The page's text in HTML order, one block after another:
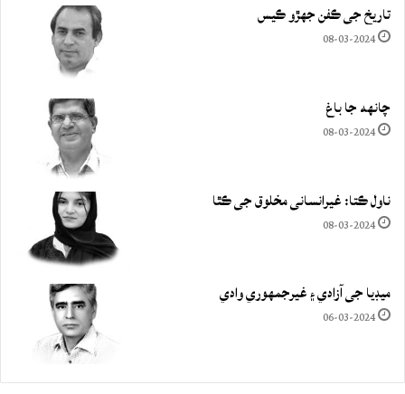
تاريخ جي ڪفن جھڙو ڪيس
08-03-2024
چانهه جا باغ
08-03-2024
ناول ڪتا: غيرانساني مخلوق جي ڪٿا
08-03-2024
ميڊيا جي آزادي ۽ غيرجمھوري وادي
06-03-2024